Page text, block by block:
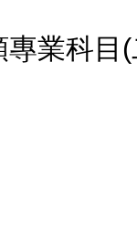
專業科目